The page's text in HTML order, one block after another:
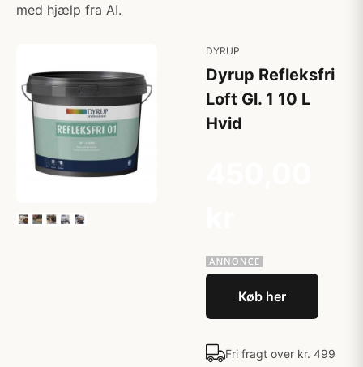
med hjælp fra AI.
DYRUP
Dyrup Refleksfri
Loft Gl. 1 10 L
Hvid
Køb her
Fri fragt over kr. 499